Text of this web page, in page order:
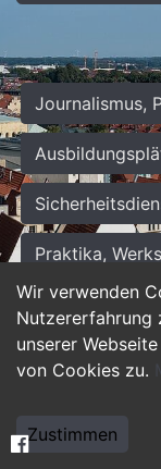
Wir verwenden
Nutzererfahrung
unserer
von Cookies zu.
Zustimmen
Journalismus,
Praktika,
Personalwesen
Hilfskräfte,
Weiterbildung,